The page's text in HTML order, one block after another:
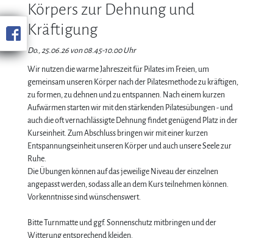
Körpers zur Dehnung und
Kräftigung
Do., 25.06.26 von 08.45-10.00 Uhr
Wir nutzen die warme Jahreszeit für Pilates im Freien, um
gemeinsam unseren Körper nach der Pilatesmethode zu kräftigen,
zu formen, zu dehnen und zu entspannen. Nach einem kurzen
Aufwärmen starten wir mit den stärkenden Pilatesübungen - und
auch die oft vernachlässigte Dehnung findet genügend Platz in der
Kurseinheit. Zum Abschluss bringen wir mit einer kurzen
Entspannungseinheit unseren Körper und auch unsere Seele zur
Ruhe.
Die Übungen können auf das jeweilige Niveau der einzelnen
angepasst werden, sodass alle an dem Kurs teilnehmen können.
Vorkenntnisse sind wünschenswert.
Bitte Turnmatte und ggf. Sonnenschutz mitbringen und der
Witterung entsprechend kleiden.